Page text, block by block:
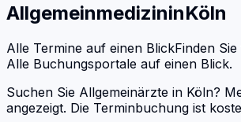
AllgemeinmedizininKöln
Alle Termine auf einen BlickFinden
Alle Buchungsportale auf einen Blick.
Suchen Sie Allgemeinärzte in Köln?
angezeigt. Die Terminbuchung ist